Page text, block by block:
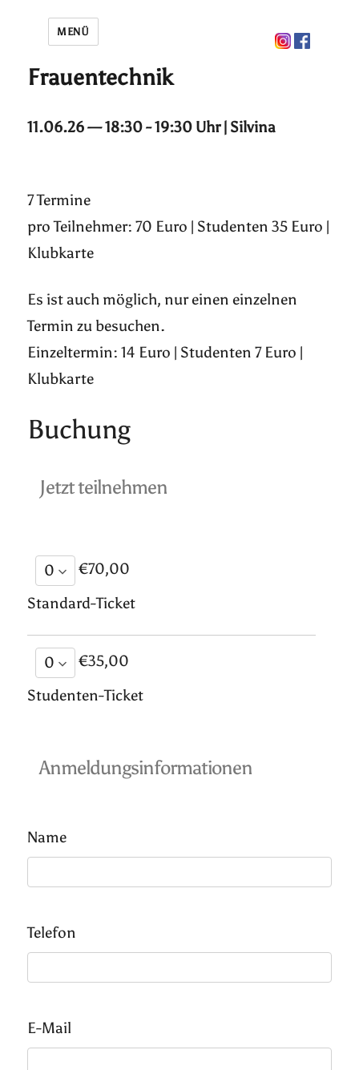
MENÜ
Frauentechnik
11.06.26 — 18:30 - 19:30 Uhr | Silvina
7 Termine
pro Teilnehmer: 70 Euro | Studenten 35 Euro |
Klubkarte
Es ist auch möglich, nur einen einzelnen
Termin zu besuchen.
Einzeltermin: 14 Euro | Studenten 7 Euro |
Klubkarte
Buchung
Jetzt teilnehmen
€70,00
Standard-Ticket
€35,00
Studenten-Ticket
Anmeldungsinformationen
Name
Telefon
E-Mail